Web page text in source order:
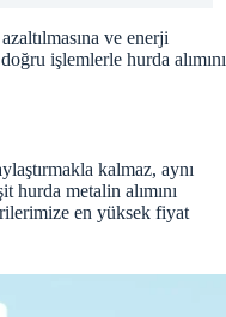
ve enerji
işlemlerle hurda alımını
kalmaz, aynı
hurda metalin alımını
en yüksek fiyat